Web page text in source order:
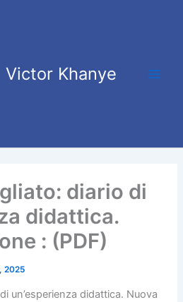
Victor Khanye
diario di
didattica.
: (PDF)
2025
un’esperienza didattica. Nuova